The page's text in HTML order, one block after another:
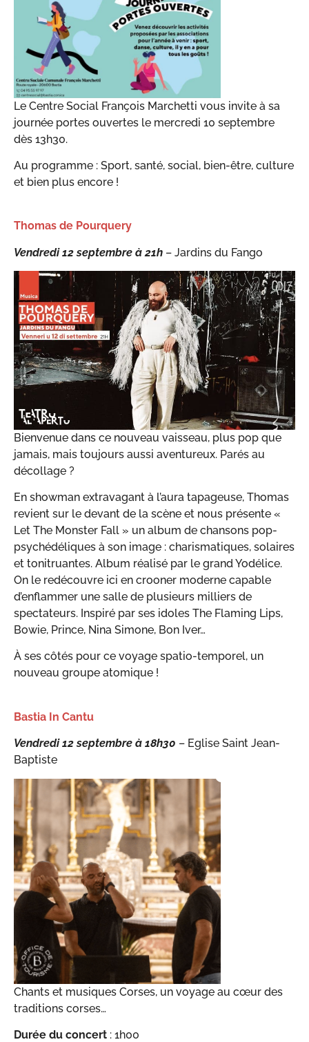
Le Centre Social François Marchetti vous invite à sa
journée portes ouvertes le mercredi 10 septembre
dès 13h30.
Au programme : Sport, santé, social, bien-être, culture
et bien plus encore !
Thomas de Pourquery
Vendredi 12 septembre à 21h – Jardins du Fango
Bienvenue dans ce nouveau vaisseau, plus pop que
jamais, mais toujours aussi aventureux. Parés au
décollage ?
En showman extravagant à l’aura tapageuse, Thomas
revient sur le devant de la scène et nous présente «
Let The Monster Fall » un album de chansons pop-
psychédéliques à son image : charismatiques, solaires
et tonitruantes. Album réalisé par le grand Yodélice.
On le redécouvre ici en crooner moderne capable
d’enflammer une salle de plusieurs milliers de
spectateurs. Inspiré par ses idoles The Flaming Lips,
Bowie, Prince, Nina Simone, Bon Iver…
À ses côtés pour ce voyage spatio-temporel, un
nouveau groupe atomique !
Bastia In Cantu
Vendredi 12 septembre à 18h30 – Eglise Saint Jean-
Baptiste
Chants et musiques Corses, un voyage au cœur des
traditions corses…
Durée du concert : 1h00